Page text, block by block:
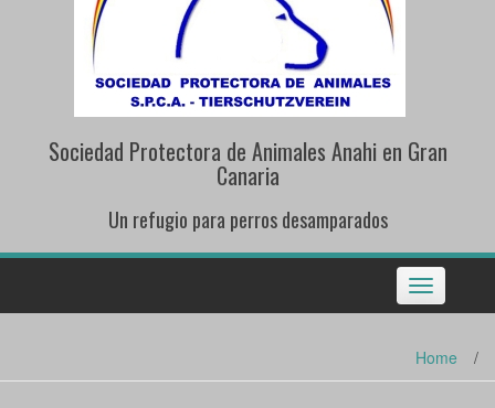
Sociedad Protectora de Animales Anahi en Gran
Canaria
Un refugio para perros desamparados
Toggle
navigation
Home /